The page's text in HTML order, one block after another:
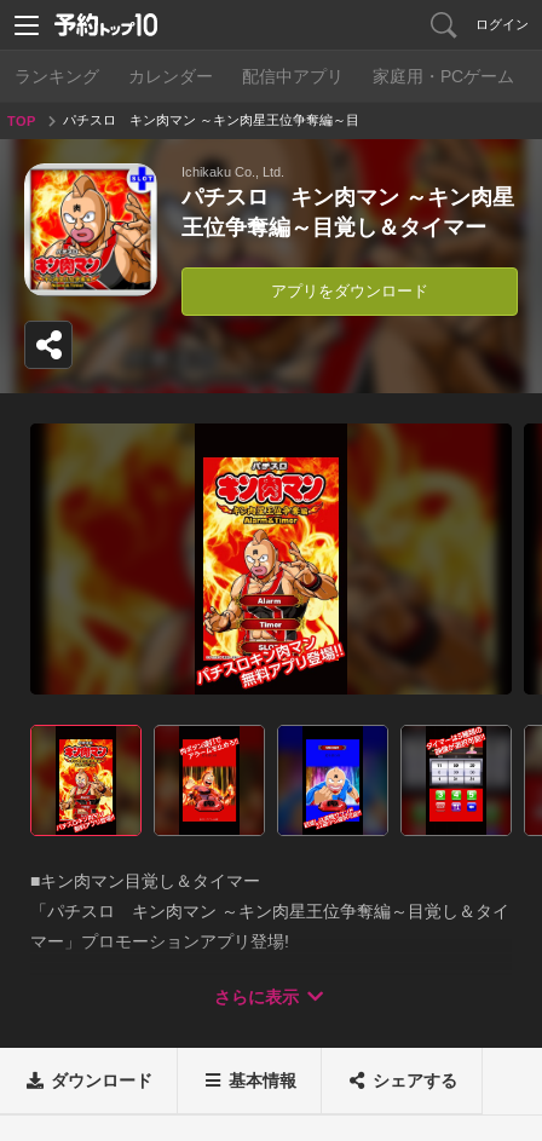
ログイン
ランキング カレンダー 配信中アプリ 家庭用・PCゲーム
TOP
パチスロ キン肉マン ～キン肉星王位争奪編～目
覚し＆タイマー
Ichikaku Co., Ltd.
パチスロ キン肉マン ～キン肉星
王位争奪編～目覚し＆タイマー
アプリをダウンロード
■キン肉マン目覚し＆タイマー
「パチスロ　キン肉マン ～キン肉星王位争奪編～目覚し＆タイ
マー」プロモーションアプリ登場!
パチスロ情報はモチロン!
タイマーも「パチスロ　キン肉マン ～キン肉星王位争奪編～」
さらに表示
ダウンロード 基本情報 シェアする